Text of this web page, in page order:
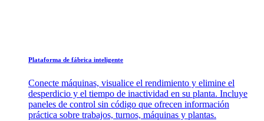
Plataforma de fábrica inteligente
Conecte máquinas, visualice el rendimiento y elimine el
desperdicio y el tiempo de inactividad en su planta. Incluye
paneles de control sin código que ofrecen información
práctica sobre trabajos, turnos, máquinas y plantas.